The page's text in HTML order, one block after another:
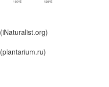
(iNaturalist.org)
(plantarium.ru)